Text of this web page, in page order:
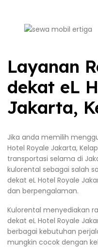
Layanan
dekat eL
Jakarta,
Jika anda memilih
Hotel Royale Jakarta,
transportasi selama di
kulorental sebagai salah
dekat eL Hotel Royale
dan berpengalaman.
Kulorental menyediakan
dekat eL Hotel Royale
berbagai kebutuhan
mungkin cocok dengan